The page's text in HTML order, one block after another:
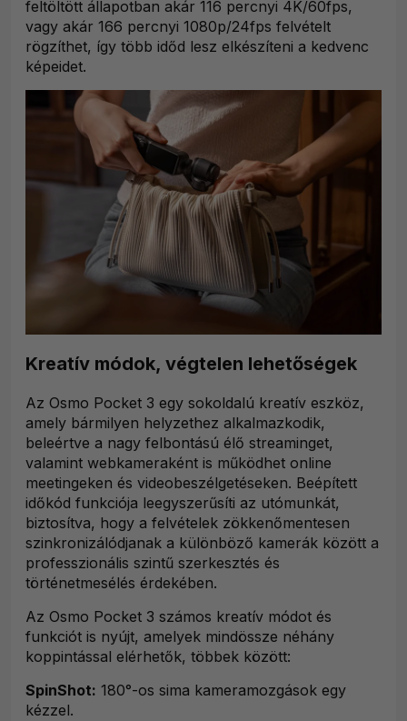
feltöltött állapotban akár 116 percnyi 4K/60fps,
vagy akár 166 percnyi 1080p/24fps felvételt
rögzíthet, így több időd lesz elkészíteni a kedvenc
képeidet.
Kreatív módok, végtelen lehetőségek
Az Osmo Pocket 3 egy sokoldalú kreatív eszköz,
amely bármilyen helyzethez alkalmazkodik,
beleértve a nagy felbontású élő streaminget,
valamint webkameraként is működhet online
meetingeken és videobeszélgetéseken. Beépített
időkód funkciója leegyszerűsíti az utómunkát,
biztosítva, hogy a felvételek zökkenőmentesen
szinkronizálódjanak a különböző kamerák között a
professzionális szintű szerkesztés és
történetmesélés érdekében.
Az Osmo Pocket 3 számos kreatív módot és
funkciót is nyújt, amelyek mindössze néhány
koppintással elérhetők, többek között:
SpinShot: 180°-os sima kameramozgások egy
kézzel.